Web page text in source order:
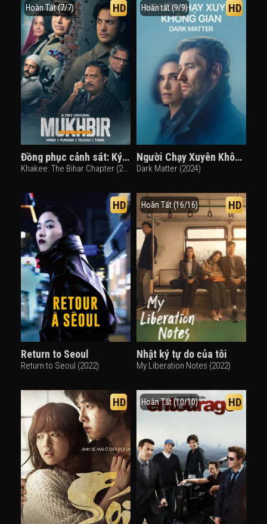
Hoàn Tất (7/7) HD
Đồng phục cảnh sát: Ký sự Bihar
Khakee: The Bihar Chapter (2022)
Hoàn tất (9/9) HD
Người Chạy Xuyên Không Gian
Dark Matter (2024)
HD
Return to Seoul
Return to Seoul (2022)
Hoàn Tất (16/16) HD
Nhật ký tự do của tôi
My Liberation Notes (2022)
HD Hoàn Tất (10/10) HD